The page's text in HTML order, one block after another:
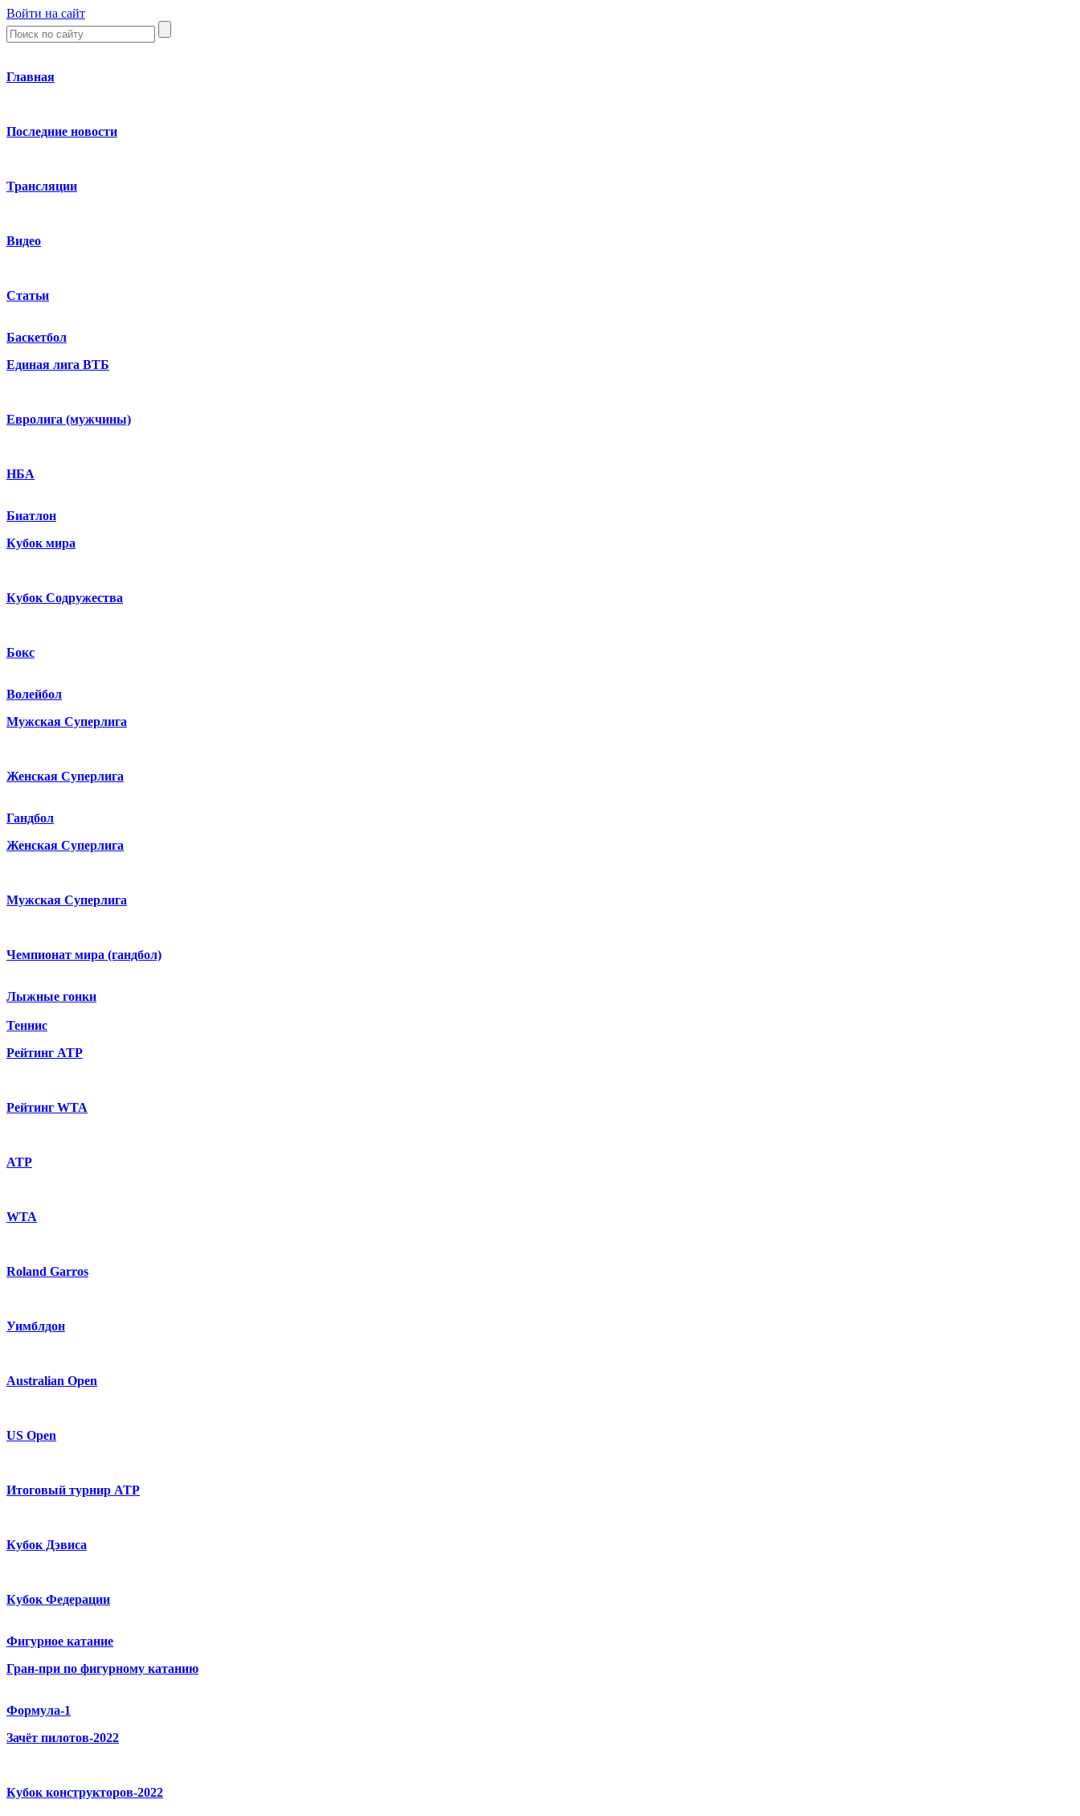
Войти на сайт
Главная
Последние новости
Трансляции
Видео
Статьи
Баскетбол
Единая лига ВТБ
Евролига (мужчины)
НБА
Биатлон
Кубок мира
Кубок Содружества
Бокс
Волейбол
Мужская Суперлига
Женская Суперлига
Гандбол
Женская Суперлига
Мужская Суперлига
Чемпионат мира (гандбол)
Лыжные гонки
Теннис
Рейтинг ATP
Рейтинг WTA
ATP
WTA
Roland Garros
Уимблдон
Australian Open
US Open
Итоговый турнир ATP
Кубок Дэвиса
Кубок Федерации
Фигурное катание
Гран-при по фигурному катанию
Формула-1
Зачёт пилотов-2022
Кубок конструкторов-2022